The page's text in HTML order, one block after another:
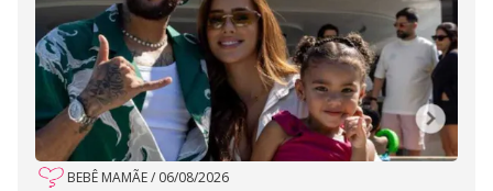
BEBÊ MAMÃE/ 06/08/2026